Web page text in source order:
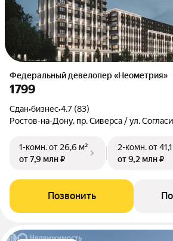
Федеральный девелопер «Неометрия»
1799
Сдан•бизнес•4.7 (83)
Ростов-на-Дону, пр. Сиверса / ул.
1-комн.от 26,6 м²
от 7,9 млн ₽
2-комн.от
от 9,2 млн ₽
Позвонить